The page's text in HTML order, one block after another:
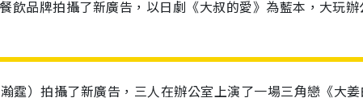
飲品牌拍攝了新廣告，以日劇《大叔的愛》為藍本，大玩
霆）拍攝了新廣告，三人在辦公室上演了一場三角戀《大